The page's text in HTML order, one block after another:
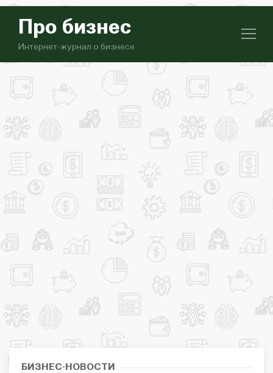
Про бизнес
Интернет-журнал о бизнесе
БИЗНЕС-НОВОСТИ